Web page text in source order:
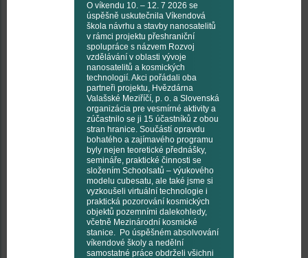
O víkendu 10. – 12. 7 2026 se
úspěšně uskutečnila Víkendová
škola návrhu a stavby nanosatelitů
v rámci projektu přeshraniční
spolupráce s názvem Rozvoj
vzdělávání v oblasti vývoje
nanosatelitů a kosmických
technologií. Akci pořádali oba
partneři projektu, Hvězdárna
Valašské Meziříčí, p. o. a Slovenská
organizácia pre vesmírné aktivity a
zúčastnilo se ji 15 účastníků z obou
stran hranice. Součástí opravdu
bohatého a zajímavého programu
byly nejen teoretické přednášky,
semináře, praktické činnosti se
složením Schoolsatů – výukového
modelu cubesatu, ale také jsme si
vyzkoušeli virtuální technologie i
praktická pozorování kosmických
objektů pozemními dalekohledy,
včetně Mezinárodní kosmické
stanice. Po úspěšném absolvování
víkendové školy a nedělní
samostatné práce obdrželi všichni